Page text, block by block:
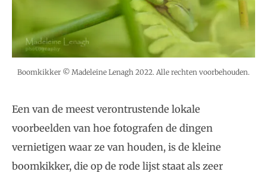
Boomkikker © Madeleine Lenagh 2022. Alle rechten voorbehouden.
Een van de meest verontrustende lokale
voorbeelden van hoe fotografen de dingen
vernietigen waar ze van houden, is de kleine
boomkikker, die op de rode lijst staat als zeer